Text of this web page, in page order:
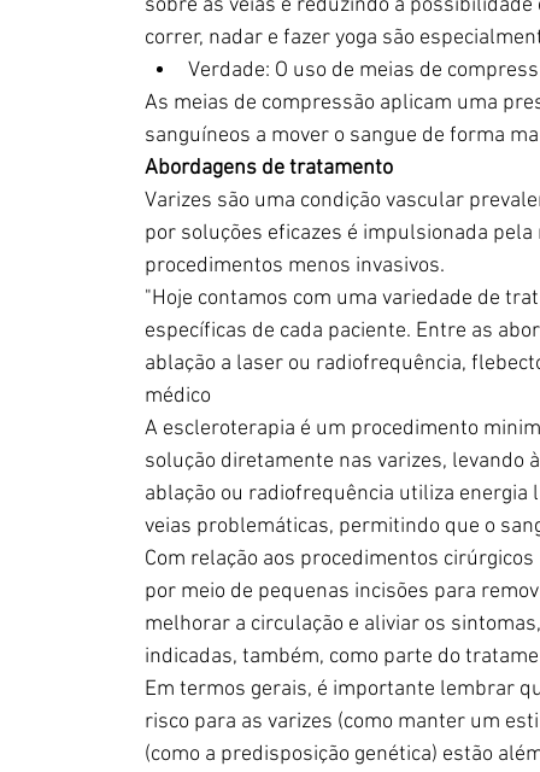
sobre as veias e reduzindo a
correr, nadar e fazer yoga são
Verdade: O uso de meias de
As meias de compressão aplicam uma
sanguíneos a mover o sangue de forma
Abordagens de tratamento
Varizes são uma condição vascular
por soluções eficazes é impulsionada
procedimentos menos invasivos.
"Hoje contamos com uma variedade de
específicas de cada paciente. Entre as
ablação a laser ou radiofrequência,
médico
A escleroterapia é um procedimento
solução diretamente nas varizes, levando
ablação ou radiofrequência utiliza
veias problemáticas, permitindo que o
Com relação aos procedimentos
por meio de pequenas incisões para
melhorar a circulação e aliviar os
indicadas, também, como parte do
Em termos gerais, é importante lembrar
risco para as varizes (como manter um
(como a predisposição genética) estão